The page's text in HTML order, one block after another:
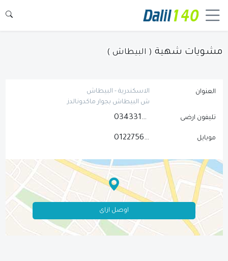
مشويات شهية ( البيطاش )
العنوان
الاسكندرية - البيطاش
ش البيطاش بجوار ماكدونالدز
تليفون ارضى 034331356
موبايل 01227565425
اوصل ازاى